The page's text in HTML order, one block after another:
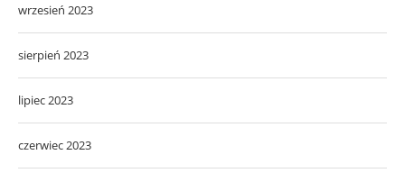
wrzesień 2023
sierpień 2023
lipiec 2023
czerwiec 2023